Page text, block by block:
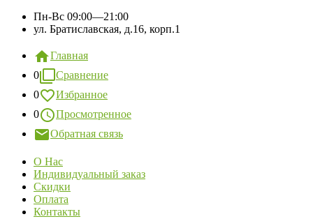
Пн-Вс 09:00—21:00
ул. Братиславская, д.16, корп.1
Главная
0
Сравнение
0
Избранное
0
Просмотренное
Обратная связь
О Нас
Индивидуальный заказ
Скидки
Оплата
Контакты